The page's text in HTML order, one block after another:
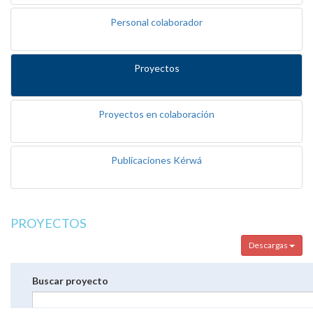
Personal colaborador
Proyectos
Proyectos en colaboración
Publicaciones Kérwá
PROYECTOS
Descargas
Buscar proyecto